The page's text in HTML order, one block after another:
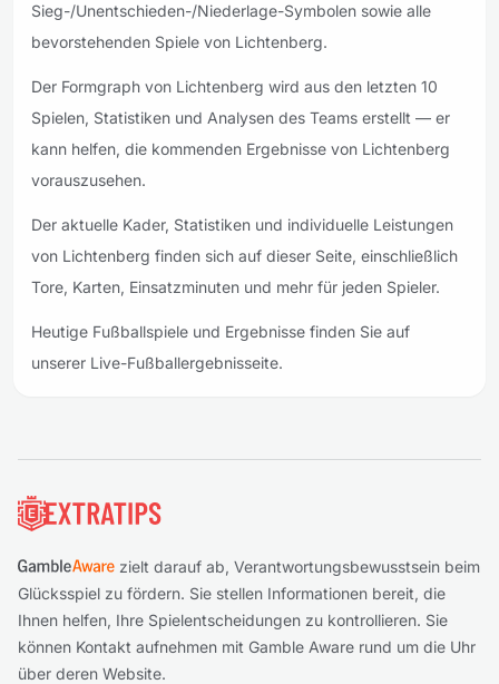
Sieg-/Unentschieden-/Niederlage-Symbolen sowie alle
bevorstehenden Spiele von Lichtenberg.
Der Formgraph von Lichtenberg wird aus den letzten 10
Spielen, Statistiken und Analysen des Teams erstellt — er
kann helfen, die kommenden Ergebnisse von Lichtenberg
vorauszusehen.
Der aktuelle Kader, Statistiken und individuelle Leistungen
von Lichtenberg finden sich auf dieser Seite, einschließlich
Tore, Karten, Einsatzminuten und mehr für jeden Spieler.
Heutige Fußballspiele und Ergebnisse finden Sie auf
unserer Live-Fußballergebnisseite.
zielt darauf ab, Verantwortungsbewusstsein beim
Glücksspiel zu fördern. Sie stellen Informationen bereit, die
Ihnen helfen, Ihre Spielentscheidungen zu kontrollieren. Sie
können Kontakt aufnehmen mit Gamble Aware rund um die Uhr
über deren Website.